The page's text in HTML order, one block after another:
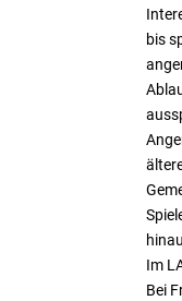
bis
Im
Bei